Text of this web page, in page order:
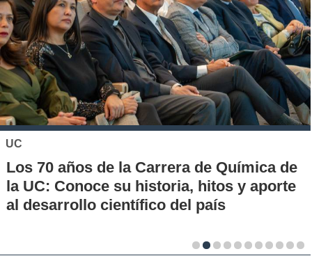
UC
Los 70 años de la Carrera de Química de
la UC: Conoce su historia, hitos y aporte
al desarrollo científico del país